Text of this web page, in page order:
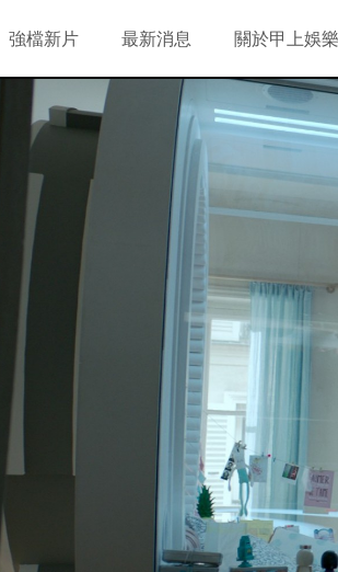
強檔新片 最新消息 關於甲上娛樂